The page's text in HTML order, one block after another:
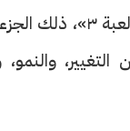
ممكنة فى «حكاية لعبة